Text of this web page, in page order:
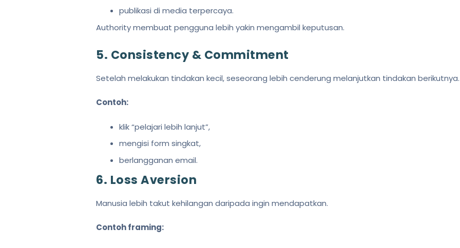
publikasi di media terpercaya.
Authority membuat pengguna lebih yakin mengambil keputusan.
5. Consistency & Commitment
Setelah melakukan tindakan kecil, seseorang lebih cenderung melanjutkan tindakan berikutnya.
Contoh:
klik “pelajari lebih lanjut”,
mengisi form singkat,
berlangganan email.
6. Loss Aversion
Manusia lebih takut kehilangan daripada ingin mendapatkan.
Contoh framing: